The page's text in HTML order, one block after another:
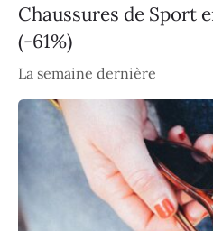
Chaussures de Sport
(-61%)
La semaine dernière